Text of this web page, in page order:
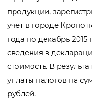
продукции,
учет в городе
года по декабрь
сведения в
стоимость. В
уплаты налогов на
рублей.